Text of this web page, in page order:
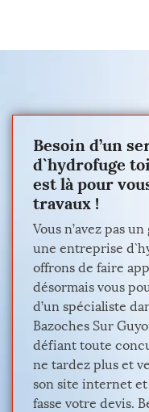
Besoin d’un
d`hydrofuge
est là pour
travaux !
Vous n’avez pas
une entreprise
offrons de faire
désormais vous
d’un spécialiste
Bazoches Sur
défiant toute
ne tardez plus et
son site internet et
fasse votre devis.